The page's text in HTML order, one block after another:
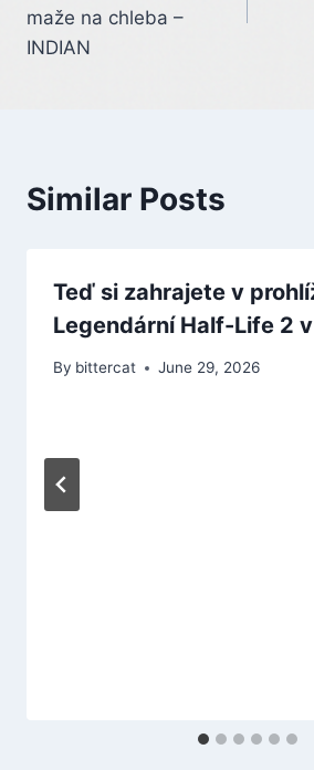
maže na chleba –
INDIAN
Similar Posts
Teď si zahrajete v
Legendární Half-Life 2
By bittercat June 29, 2026